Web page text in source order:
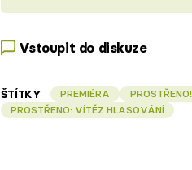
Vstoupit do diskuze
ŠTÍTKY PREMIÉRA PROSTŘENO!
PROSTŘENO: VÍTĚZ HLASOVÁNÍ